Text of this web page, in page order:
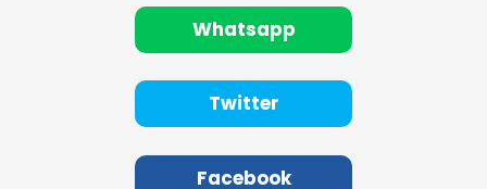
Whatsapp
Twitter
Facebook